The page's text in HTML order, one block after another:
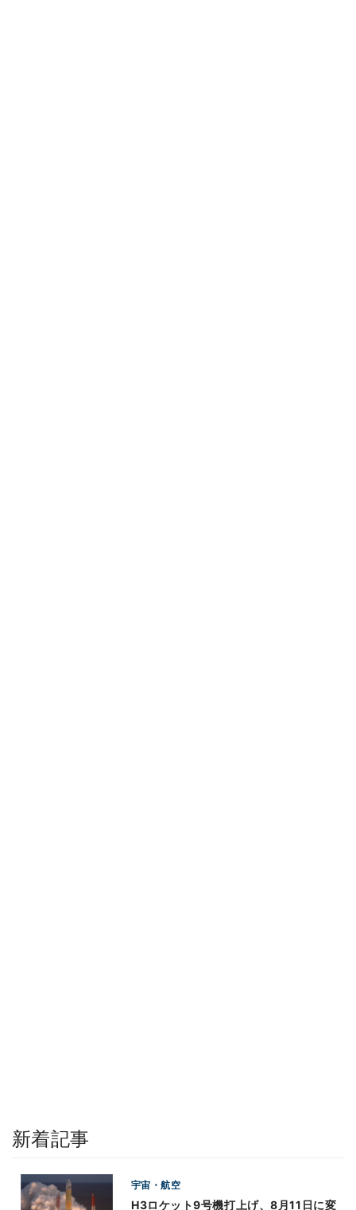
新着記事
宇宙・航空
H3ロケット9号機打上げ、8月11日に変